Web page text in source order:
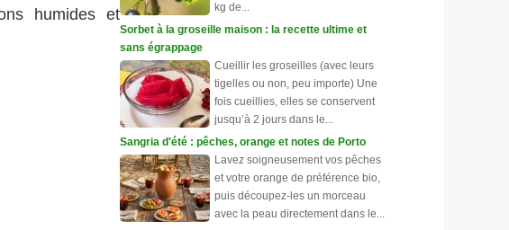
humides et
kg de...
Sorbet à la groseille maison : la recette ultime et
sans égrappage
Cueillir les groseilles (avec leurs
tigelles ou non, peu importe) Une
fois cueillies, elles se conservent
jusqu’à 2 jours dans le...
Sangria d'été : pêches, orange et notes de Porto
Lavez soigneusement vos pêches
et votre orange de préférence bio,
puis découpez-les un morceau
avec la peau directement dans le...